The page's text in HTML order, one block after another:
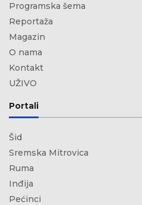
Programska šema
Reportaža
Magazin
O nama
Kontakt
UŽIVO
Portali
Šid
Sremska Mitrovica
Ruma
Inđija
Pećinci